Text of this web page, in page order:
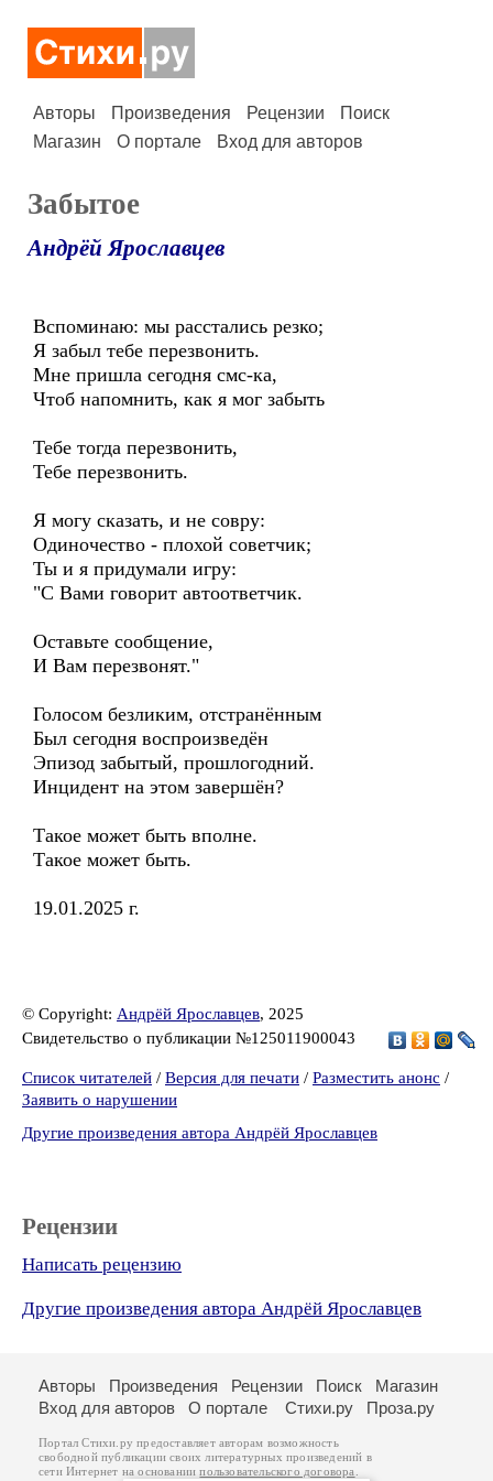
Авторы Произведения Рецензии
Поиск
Магазин
О портале Вход для авторов
Забытое
Андрёй Ярославцев
Вспоминаю: мы расстались резко;
Я забыл тебе перезвонить.
Мне пришла сегодня смс-ка,
Чтоб напомнить, как я мог забыть
Тебе тогда перезвонить,
Тебе перезвонить.
Я могу сказать, и не совру:
Одиночество - плохой советчик;
Ты и я придумали игру:
"С Вами говорит автоответчик.
Оставьте сообщение,
И Вам перезвонят."
Голосом безликим, отстранённым
Был сегодня воспроизведён
Эпизод забытый, прошлогодний.
Инцидент на этом завершён?
Такое может быть вполне.
Такое может быть.
19.01.2025 г.
© Copyright: Андрёй Ярославцев, 2025
Свидетельство о публикации №125011900043
Список читателей / Версия для печати / Разместить анонс /
Заявить о нарушении
Другие произведения автора Андрёй Ярославцев
Рецензии
Написать рецензию
Другие произведения автора Андрёй Ярославцев
Авторы Произведения Рецензии Поиск
Магазин
Вход для авторов
О портале Стихи.ру Проза.ру
Портал Стихи.ру предоставляет авторам возможность
свободной публикации своих литературных произведений в
сети Интернет на основаниипользовательского договора